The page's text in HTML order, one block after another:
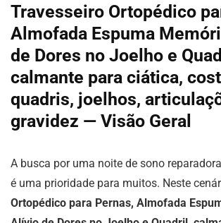
Travesseiro Ortopédico
Almofada Espuma
de Dores no Joelho e
calmante para ciática,
quadris, joelhos,
gravidez — Visão Geral
A busca por uma noite de sono
é uma prioridade para muitos. Neste
Ortopédico para Pernas, Almofada